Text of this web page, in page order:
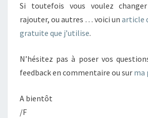
Si toutefois vous voulez
rajouter, ou autres … voici un article
gratuite que j’utilise.
N’hésitez pas à poser vos
feedback en commentaire ou sur ma
A bientôt
/F